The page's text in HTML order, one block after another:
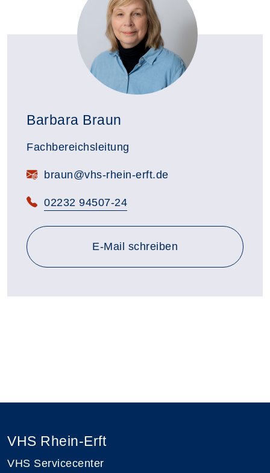
Barbara Braun
Fachbereichsleitung
E-Mail:braun@vhs-rhein-erft.de
Telefon:
02232 94507-24
E-Mail schreiben
VHS Rhein-Erft
VHS Servicecenter